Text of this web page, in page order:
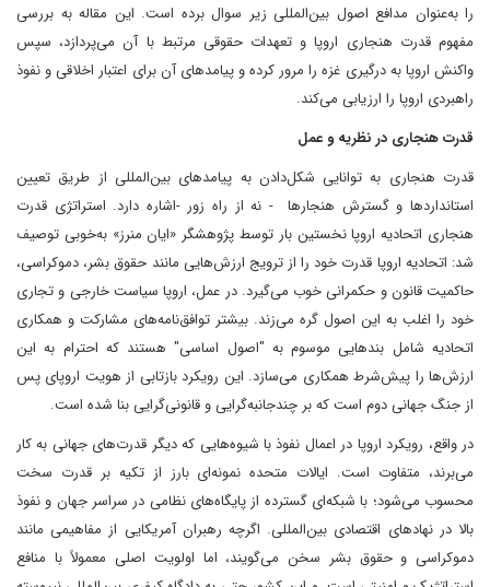
را به‌عنوان مدافع اصول بین‌المللی زیر سوال برده است. این مقاله به بررسی
مفهوم قدرت هنجاری اروپا و تعهدات حقوقی مرتبط با آن می‌پردازد، سپس
واکنش اروپا به درگیری غزه را مرور کرده و پیامدهای آن برای اعتبار اخلاقی و نفوذ
راهبردی اروپا را ارزیابی می‌کند.
قدرت هنجاری در نظریه و عمل
قدرت هنجاری به توانایی شکل‌دادن به پیامدهای بین‌المللی از طریق تعیین
استانداردها و گسترش هنجارها - نه از راه زور -اشاره دارد. استراتژی قدرت
هنجاری اتحادیه اروپا نخستین بار توسط پژوهشگر «ایان منرز» به‌خوبی توصیف
شد: اتحادیه اروپا قدرت خود را از ترویج ارزش‌هایی مانند حقوق بشر، دموکراسی،
حاکمیت قانون و حکمرانی خوب می‌گیرد. در عمل، اروپا سیاست خارجی و تجاری
خود را اغلب به این اصول گره می‌زند. بیشتر توافق‌نامه‌های مشارکت و همکاری
اتحادیه شامل بندهایی موسوم به "اصول اساسی" هستند که احترام به این
ارزش‌ها را پیش‌شرط همکاری می‌سازد. این رویکرد بازتابی از هویت اروپای پس
از جنگ جهانی دوم است که بر چندجانبه‌گرایی و قانونی‌گرایی بنا شده است.
در واقع، رویکرد اروپا در اعمال نفوذ با شیوه‌هایی که دیگر قدرت‌های جهانی به کار
می‌برند، متفاوت است. ایالات متحده نمونه‌ای بارز از تکیه بر قدرت سخت
محسوب می‌شود؛ با شبکه‌ای گسترده از پایگاه‌های نظامی در سراسر جهان و نفوذ
بالا در نهادهای اقتصادی بین‌المللی. اگرچه رهبران آمریکایی از مفاهیمی مانند
دموکراسی و حقوق بشر سخن می‌گویند، اما اولویت اصلی معمولاً با منافع